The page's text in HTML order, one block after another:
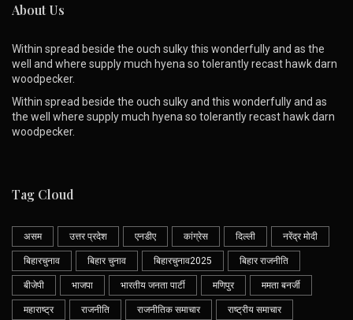
About Us
Within spread beside the ouch sulky this wonderfully and as the
well and where supply much hyena so tolerantly recast hawk darn
woodpecker.
Within spread beside the ouch sulky and this wonderfully and as
the well where supply much hyena so tolerantly recast hawk darn
woodpecker.
Tag Cloud
असम उत्तर प्रदेश एनडीए कांग्रेस दिल्ली नरेंद्र मोदी
बिहारचुनाव बिहार चुनाव बिहारचुनाव2025 बिहार राजनीति
बीजेपी भाजपा भारतीय जनता पार्टी मणिपुर ममता बनर्जी
महाराष्ट्र राजनीति राजनीतिक समाचार राष्ट्रीय समाचार